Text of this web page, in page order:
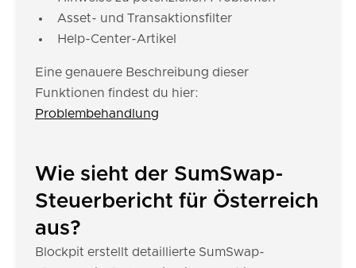
Asset- und Transaktionsfilter
Help-Center-Artikel
Eine genauere Beschreibung dieser
Funktionen findest du hier:
Problembehandlung
Wie sieht der SumSwap-
Steuerbericht für Österreich
aus?
Blockpit erstellt detaillierte SumSwap-